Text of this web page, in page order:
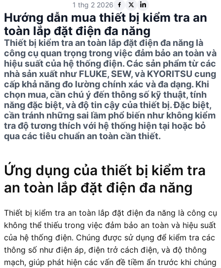
1 thg 2 2026
Hướng dẫn mua thiết bị kiểm tra an
toàn lắp đặt điện đa năng
Thiết bị kiểm tra an toàn lắp đặt điện đa năng là
công cụ quan trọng trong việc đảm bảo an toàn và
hiệu suất của hệ thống điện. Các sản phẩm từ các
nhà sản xuất như FLUKE, SEW, và KYORITSU cung
cấp khả năng đo lường chính xác và đa dạng. Khi
chọn mua, cần chú ý đến thông số kỹ thuật, tính
năng đặc biệt, và độ tin cậy của thiết bị. Đặc biệt,
cần tránh những sai lầm phổ biến như không kiểm
tra độ tương thích với hệ thống hiện tại hoặc bỏ
qua các tiêu chuẩn an toàn cần thiết.
Ứng dụng của thiết bị kiểm tra
an toàn lắp đặt điện đa năng
Thiết bị kiểm tra an toàn lắp đặt điện đa năng là công cụ
không thể thiếu trong việc đảm bảo an toàn và hiệu suất
của hệ thống điện. Chúng được sử dụng để kiểm tra các
thông số như điện áp, điện trở cách điện, và độ thông
mạch, giúp phát hiện các vấn đề tiềm ẩn trước khi chúng